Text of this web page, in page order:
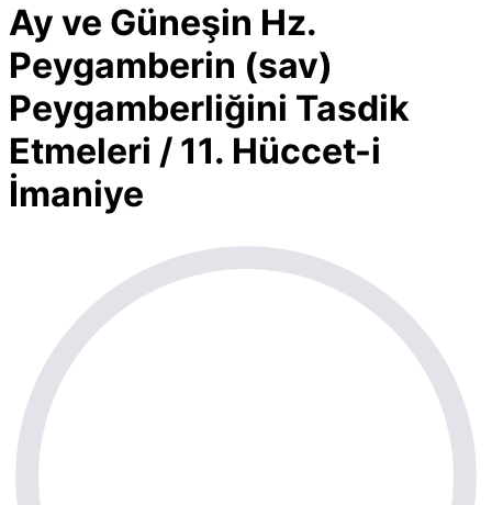
Ay ve Güneşin Hz.
Peygamberin (sav)
Peygamberliğini Tasdik
Etmeleri / 11. Hüccet-i
İmaniye